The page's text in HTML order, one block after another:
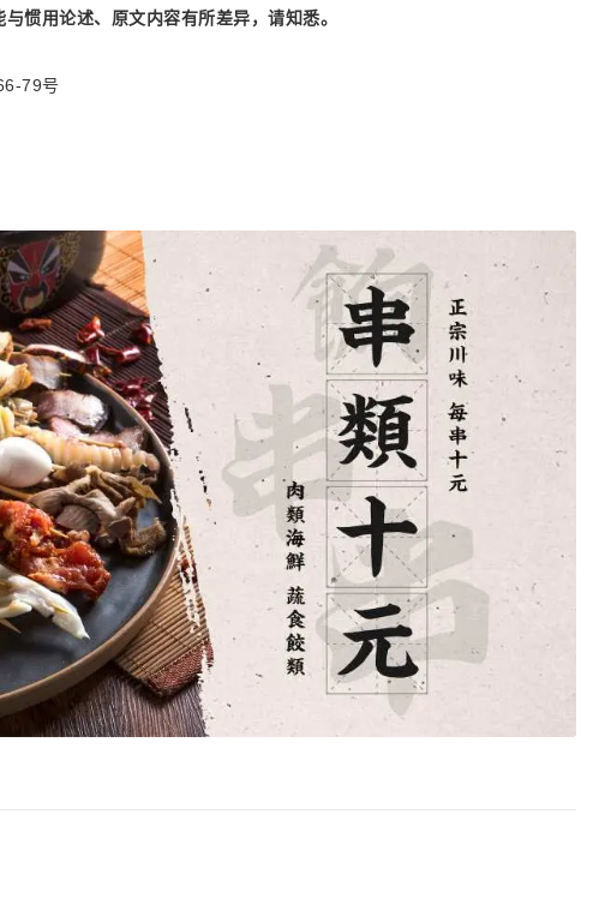
惯用论述、原文内容有所差异，请知悉。
79号